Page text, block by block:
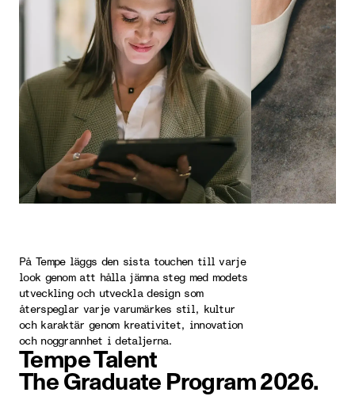
På Tempe läggs den sista touchen till varje
look genom att hålla jämna steg med modets
utveckling och utveckla design som
återspeglar varje varumärkes stil, kultur
och karaktär genom kreativitet, innovation
och noggrannhet i detaljerna.
Tempe Talent
The Graduate Program 2026.